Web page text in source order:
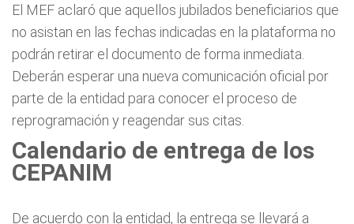
El MEF aclaró que aquellos jubilados beneficiarios que
no asistan en las fechas indicadas en la plataforma no
podrán retirar el documento de forma inmediata.
Deberán esperar una nueva comunicación oficial por
parte de la entidad para conocer el proceso de
reprogramación y reagendar sus citas.
Calendario de entrega de los
CEPANIM
De acuerdo con la entidad, la entrega se llevará a